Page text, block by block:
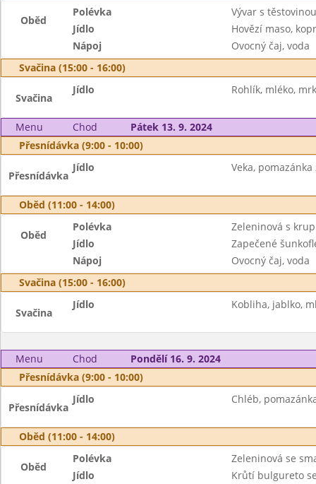
Oběd
Polévka
Vývar s těstovinou
Jídlo
Hovězí maso,
Nápoj
Ovocný čaj, voda
Svačina (15:00 - 16:00)
Svačina
Jídlo Rohlík, mléko,
Menu Chod
Pátek 13. 9. 2024
Přesnídávka (9:00 - 10:00)
Přesnídávka
Jídlo Veka,
Oběd (11:00 - 14:00)
Oběd
Polévka
Zeleninová s
Jídlo
Zapečené
Nápoj
Ovocný čaj, voda
Svačina (15:00 - 16:00)
Svačina
Jídlo Kobliha, jablko,
Menu Chod
Pondělí 16. 9. 2024
Přesnídávka (9:00 - 10:00)
Přesnídávka
Jídlo Chléb,
Oběd (11:00 - 14:00)
Oběd
Polévka
Zeleninová se
Jídlo
Krůtí bulgureto